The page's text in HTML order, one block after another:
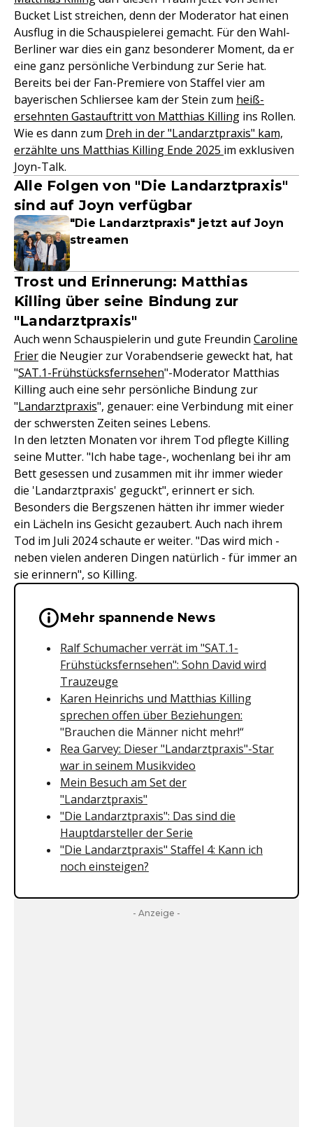
Bucket List streichen, denn der Moderator hat einen
Ausflug in die Schauspielerei gemacht. Für den Wahl-
Berliner war dies ein ganz besonderer Moment, da er
eine ganz persönliche Verbindung zur Serie hat.
Bereits bei der Fan-Premiere von Staffel vier am
bayerischen Schliersee kam der Stein zum heiß-
ersehnten Gastauftritt von Matthias Killing ins Rollen.
Wie es dann zum Dreh in der "Landarztpraxis" kam,
erzählte uns Matthias Killing Ende 2025 im exklusiven
Joyn-Talk.
Alle Folgen von "Die Landarztpraxis"
sind auf Joyn verfügbar
"Die Landarztpraxis" jetzt auf Joyn
streamen
Trost und Erinnerung: Matthias
Killing über seine Bindung zur
"Landarztpraxis"
Auch wenn Schauspielerin und gute Freundin Caroline
Frierdie Neugier zur Vorabendserie geweckt hat, hat
"SAT.1-Frühstücksfernsehen"-Moderator Matthias
Killing auch eine sehr persönliche Bindung zur
"Landarztpraxis", genauer: eine Verbindung mit einer
der schwersten Zeiten seines Lebens.
In den letzten Monaten vor ihrem Tod pflegte Killing
seine Mutter. "Ich habe tage-, wochenlang bei ihr am
Bett gesessen und zusammen mit ihr immer wieder
die 'Landarztpraxis' geguckt", erinnert er sich.
Besonders die Bergszenen hätten ihr immer wieder
ein Lächeln ins Gesicht gezaubert. Auch nach ihrem
Tod im Juli 2024 schaute er weiter. "Das wird mich -
neben vielen anderen Dingen natürlich - für immer an
sie erinnern", so Killing.
Wichtige Hinweise &
Mehr spannende News
Ralf Schumacher verrät im "SAT.1-
Frühstücksfernsehen": Sohn David wird
Trauzeuge
Karen Heinrichs und Matthias Killing
sprechen offen über Beziehungen:
"Brauchen die Männer nicht mehr!“
Rea Garvey: Dieser "Landarztpraxis"-Star
war in seinem Musikvideo
Mein Besuch am Set der
"Landarztpraxis"
"Die Landarztpraxis": Das sind die
Hauptdarsteller der Serie
"Die Landarztpraxis" Staffel 4: Kann ich
noch einsteigen?
- Anzeige -